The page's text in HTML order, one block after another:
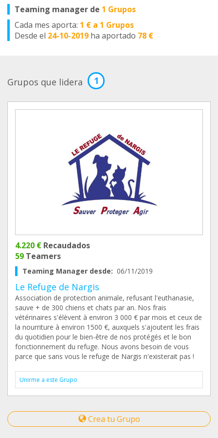
Teaming manager de 1 Grupos
Cada mes aporta: 1 € a 1 Grupos
Desde el 24-10-2019 ha aportado 78 €
Grupos que lidera 1
4.220 € Recaudados
59 Teamers
Teaming Manager desde: 06/11/2019
Le Refuge de Nargis
Association de protection animale, refusant l'euthanasie,
sauve + de 300 chiens et chats par an. Nos frais
vétérinaires s'élèvent à environ 3 000 € par mois et ceux de
la nourriture à environ 1500 €, auxquels s'ajoutent les frais
du quotidien pour le bien-être de nos protégés et le bon
fonctionnement du refuge. Nous avons besoin de vous
parce que sans vous le refuge de Nargis n'existerait pas !
Unirme a este Grupo
Crea tu Grupo